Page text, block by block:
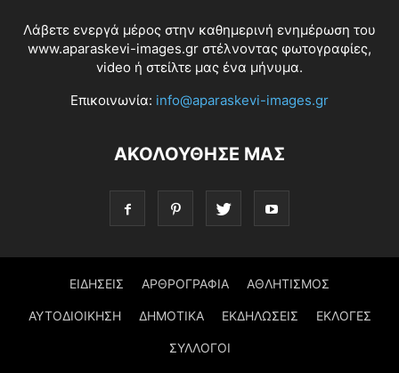
Λάβετε ενεργά μέρος στην καθημερινή ενημέρωση του
www.aparaskevi-images.gr στέλνοντας φωτογραφίες,
video ή στείλτε μας ένα μήνυμα.
Επικοινωνία: info@aparaskevi-images.gr
ΑΚΟΛΟΥΘΗΣΕ ΜΑΣ
ΕΙΔΗΣΕΙΣ ΑΡΘΡΟΓΡΑΦΙΑ ΑΘΛΗΤΙΣΜΟΣ
ΑΥΤΟΔΙΟΙΚΗΣΗ ΔΗΜΟΤΙΚΑ ΕΚΔΗΛΩΣΕΙΣ ΕΚΛΟΓΕΣ
ΣΥΛΛΟΓΟΙ